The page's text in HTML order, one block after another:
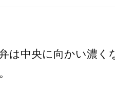
は中央に向かい濃く